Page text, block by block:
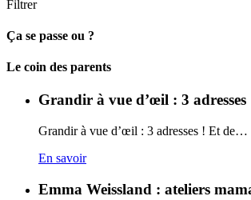
Filtrer
Ça se passe ou ?
Carto
Le coin des parents
Grandir à vue d’œil : 3 adresses
Grandir à vue d’œil : 3 adresses ! Et de…
En savoir
Emma Weissland : ateliers